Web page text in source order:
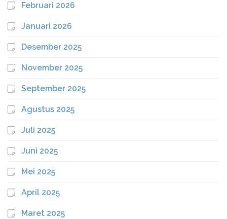
Februari 2026
Januari 2026
Desember 2025
November 2025
September 2025
Agustus 2025
Juli 2025
Juni 2025
Mei 2025
April 2025
Maret 2025